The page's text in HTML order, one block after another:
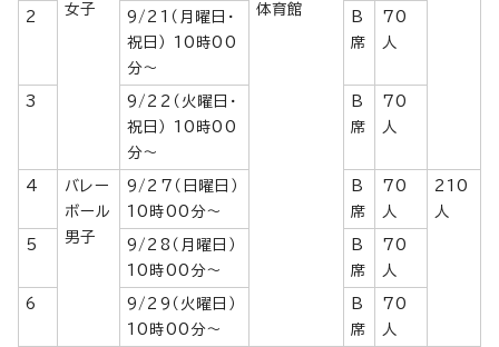
女子
体育館
2
9/21（月曜日・
祝日） 10時00
分〜
B
席
70
人
3
9/22（火曜日・
祝日） 10時00
分〜
B
席
70
人
4
バレー
ボール
男子
9/27（日曜日）
10時00分〜
B
席
70
人
210
人
5
9/28（月曜日）
10時00分〜
B
席
70
人
6
9/29（火曜日）
10時00分〜
B
席
70
人